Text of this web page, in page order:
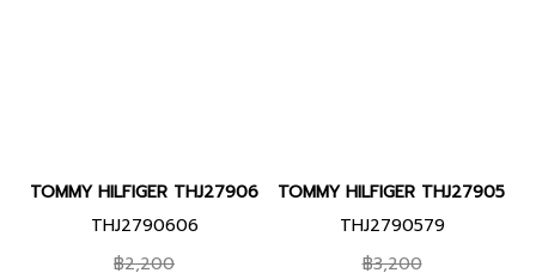
TOMMY HILFIGER THJ2790606 CLARK MEN BRACELET
THJ2790606
฿2,200
TOMMY HILFIGER THJ2790579
THJ2790579
฿3,200